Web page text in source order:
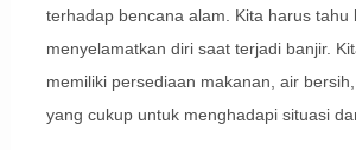
terhadap bencana alam. Kita harus tahu
menyelamatkan diri saat terjadi banjir.
memiliki persediaan makanan, air
yang cukup untuk menghadapi situasi